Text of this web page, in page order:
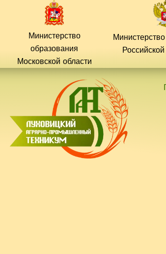
содержимомуМинистерство
образования
Московской области
Российской